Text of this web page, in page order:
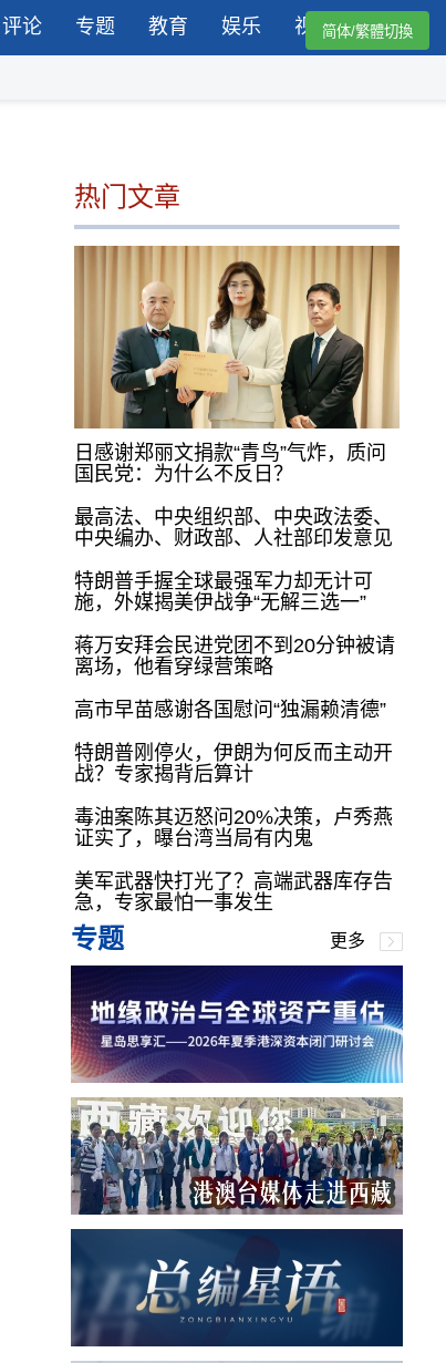
评论 专题 教育 娱乐 视频简体/繁體切換
热门文章
日感谢郑丽文捐款“青鸟”气炸，质问
国民党：为什么不反日？
最高法、中央组织部、中央政法委、
中央编办、财政部、人社部印发意见
特朗普手握全球最强军力却无计可
施，外媒揭美伊战争“无解三选一”
蒋万安拜会民进党团不到20分钟被请
离场，他看穿绿营策略
高市早苗感谢各国慰问“独漏赖清德”
特朗普刚停火，伊朗为何反而主动开
战？专家揭背后算计
毒油案陈其迈怒问20%决策，卢秀燕
证实了，曝台湾当局有内鬼
美军武器快打光了？高端武器库存告
急，专家最怕一事发生
专题 更多